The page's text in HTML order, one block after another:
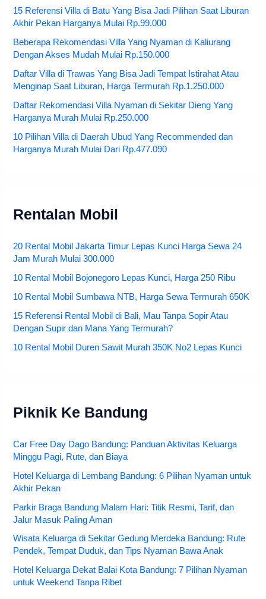
15 Referensi Villa di Batu Yang Bisa Jadi Pilihan Saat Liburan
Akhir Pekan Harganya Mulai Rp.99.000
Beberapa Rekomendasi Villa Yang Nyaman di Kaliurang
Dengan Akses Mudah Mulai Rp.150.000
Daftar Villa di Trawas Yang Bisa Jadi Tempat Istirahat Atau
Menginap Saat Liburan, Harga Termurah Rp.1.250.000
Daftar Rekomendasi Villa Nyaman di Sekitar Dieng Yang
Harganya Murah Mulai Rp.250.000
10 Pilihan Villa di Daerah Ubud Yang Recommended dan
Harganya Murah Mulai Dari Rp.477.090
Rentalan Mobil
20 Rental Mobil Jakarta Timur Lepas Kunci Harga Sewa 24
Jam Murah Mulai 300.000
10 Rental Mobil Bojonegoro Lepas Kunci, Harga 250 Ribu
10 Rental Mobil Sumbawa NTB, Harga Sewa Termurah 650K
15 Referensi Rental Mobil di Bali, Mau Tanpa Sopir Atau
Dengan Supir dan Mana Yang Termurah?
10 Rental Mobil Duren Sawit Murah 350K No2 Lepas Kunci
Piknik Ke Bandung
Car Free Day Dago Bandung: Panduan Aktivitas Keluarga
Minggu Pagi, Rute, dan Biaya
Hotel Keluarga di Lembang Bandung: 6 Pilihan Nyaman untuk
Akhir Pekan
Parkir Braga Bandung Malam Hari: Titik Resmi, Tarif, dan
Jalur Masuk Paling Aman
Wisata Keluarga di Sekitar Gedung Merdeka Bandung: Rute
Pendek, Tempat Duduk, dan Tips Nyaman Bawa Anak
Hotel Keluarga Dekat Balai Kota Bandung: 7 Pilihan Nyaman
untuk Weekend Tanpa Ribet